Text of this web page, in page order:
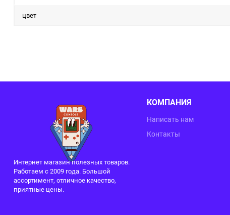
цвет
Интернет магазин полезных товаров.
Работаем с 2009 года. Большой
ассортимент, отличное качество,
приятные цены.
КОМПАНИЯ
Написать нам
Контакты